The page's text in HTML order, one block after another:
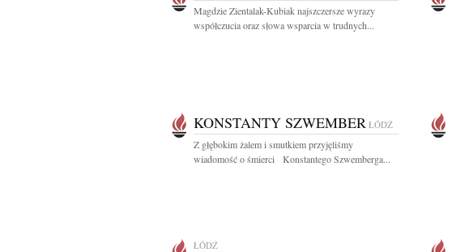
Magdzie Zientalak-Kubiak najszczersze wyrazy
współczucia oraz słowa wsparcia w trudnych...
KONSTANTY SZWEMBER ŁÓDŹ
Z głębokim żalem i smutkiem przyjęliśmy
wiadomość o śmierci Konstantego Szwemberga...
ŁÓDŹ